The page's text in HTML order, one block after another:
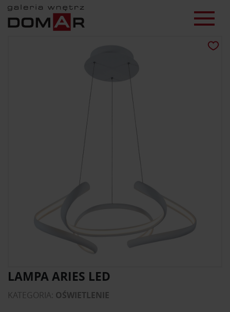
LAMPA ARIES LED
KATEGORIA: OŚWIETLENIE